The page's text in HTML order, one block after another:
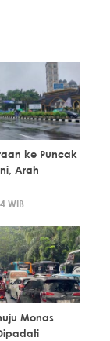
ke Puncak
Arah
WIB
Monas